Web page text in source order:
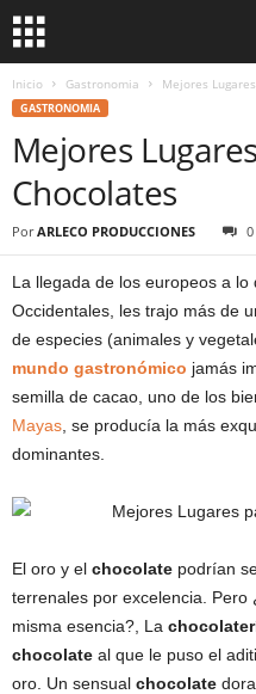
Inicio Gastronomia Mejores
GASTRONOMIA
Mejores
Chocolates
Por ARLECO PRODUCCIONES 0
La llegada de los europeos a
Occidentales, les trajo más de
de especies (animales y
mundo gastronómico jamás
semilla de cacao, uno de los
Mayas , se producía la más
dominantes.
El oro y el chocolate podrían
terrenales por excelencia.
misma esencia?, La
chocolate al que le puso el
oro. Un sensual chocolate